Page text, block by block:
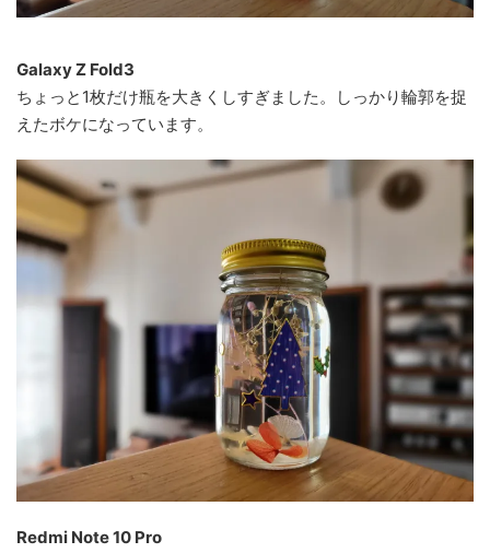
Galaxy Z Fold3
ちょっと1枚だけ瓶を大きくしすぎました。しっかり輪郭を捉
えたボケになっています。
Redmi Note 10 Pro